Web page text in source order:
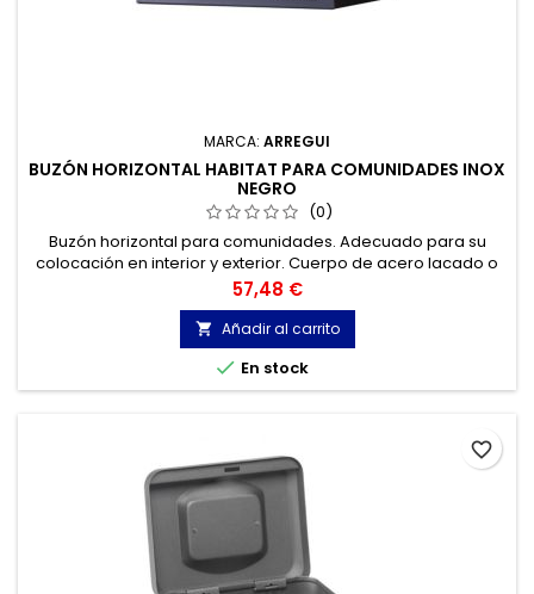
MARCA: ARREGUI
BUZÓN HORIZONTAL HABITAT PARA COMUNIDADES INOX
NEGRO
(0)
Buzón horizontal para comunidades. Adecuado para su
colocación en interior y exterior. Cuerpo de acero lacado o
acero inoxidable. Frente de acero galvanizado o acero
inoxidable.
Precio
57,48 €
 Añadir al carrito
 En stock
favorite_border